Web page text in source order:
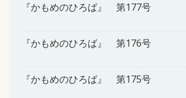
『かもめのひろば』 第177号
『かもめのひろば』 第176号
『かもめのひろば』 第175号